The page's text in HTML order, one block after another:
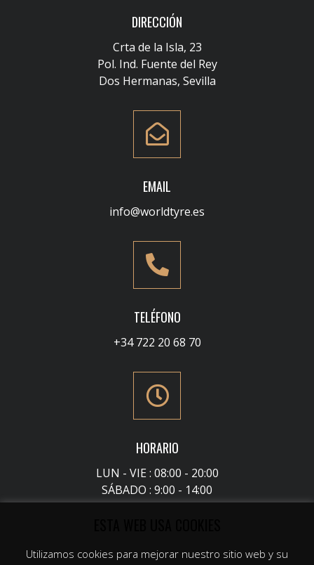
DIRECCIÓN
Crta de la Isla, 23
Pol. Ind. Fuente del Rey
Dos Hermanas, Sevilla
EMAIL
info@worldtyre.es
TELÉFONO
+34 722 20 68 70
HORARIO
LUN - VIE : 08:00 - 20:00
SÁBADO : 9:00 - 14:00
Utilizamos cookies para mejorar nuestro sitio web y su